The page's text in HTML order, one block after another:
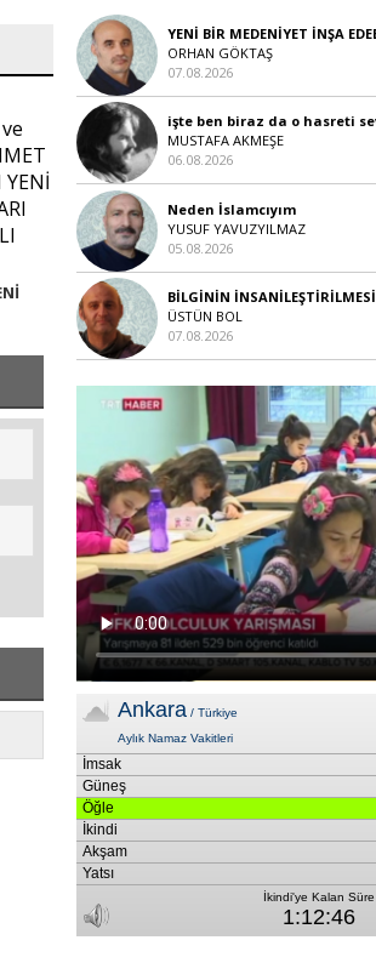
YENİ BİR MEDENİYET İNŞA
ORHAN GÖKTAŞ
07.08.2026
işte ben biraz da o hasreti
MUSTAFA AKMEŞE
06.08.2026
Neden İslamcıyım
YUSUF YAVUZYILMAZ
05.08.2026
BİLGİNİN
ÜSTÜN BOL
07.08.2026